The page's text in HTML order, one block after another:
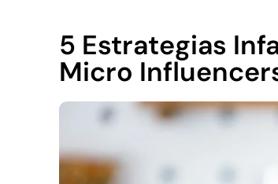
5 Estrategias
Micro